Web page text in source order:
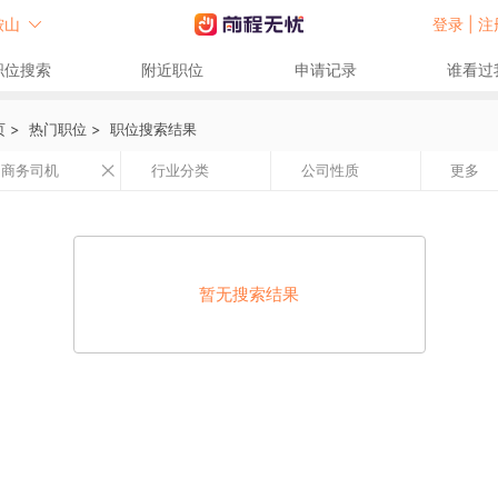
山 登录 | 注
位搜索 附近职位 申请记录 谁看过
> 热门职位 > 职位搜索结果
商务司机 行业分类 公司性质 更多
暂无搜索结果